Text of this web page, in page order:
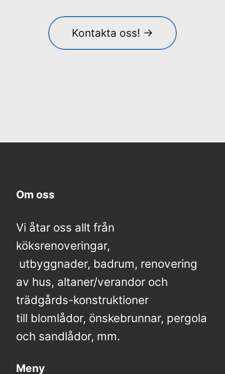
Kontakta oss! →
Om oss
Vi åtar oss allt från
köksrenoveringar,
​​​​ utbyggnader, badrum, renovering
av hus, altaner/verandor och
trädgårds-konstruktioner
till blomlådor, önskebrunnar, pergola
och sandlådor, mm.
Meny